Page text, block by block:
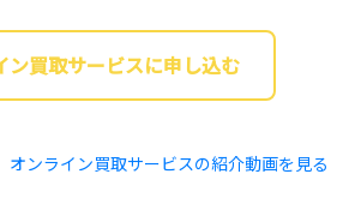
ン買取サービスに申し込む
オンライン買取サービスの紹介動画を見る